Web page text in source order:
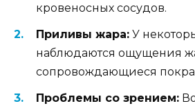
кровеносных сосудов.
Приливы жара: У
наблюдаются ощущения
сопровождающиеся
Проблемы со зрением: